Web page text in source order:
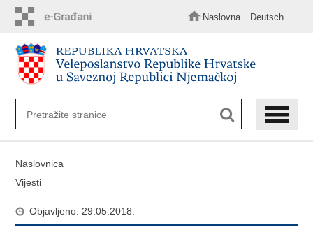
sadržaj
Naslovna Deutsch
Naslovnica
Vijesti
Objavljeno: 29.05.2018.